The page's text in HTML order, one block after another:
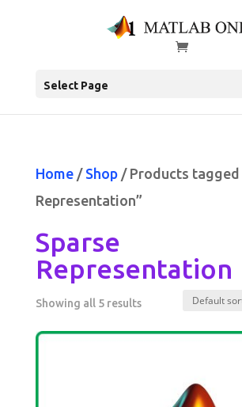
Select Page
Home/ Shop/ Products tagged
Representation”
Sparse
Representation
Showing all 5 results